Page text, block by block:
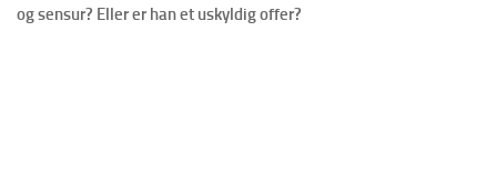
og sensur? Eller er han et uskyldig offer?